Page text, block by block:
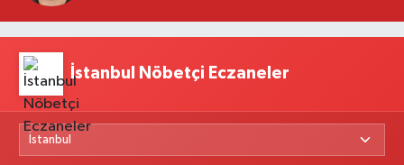
İstanbul Nöbetçi Eczaneler